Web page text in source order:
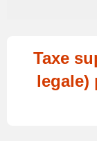
Taxe
legale)